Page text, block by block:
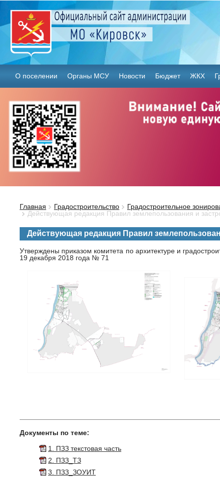
О поселении Органы МСУ Новости Бюджет ЖКХ
Главная Градостроительство
Градостроительное
Действующая редакция Правил землепользования и
Действующая редакция Правил
Утверждены приказом комитета по архитектуре и
19 декабря 2018 года № 71
Документы по теме:
1. ПЗЗ текстовая часть
2. ПЗЗ_ТЗ
3. ПЗЗ_ЗОУИТ